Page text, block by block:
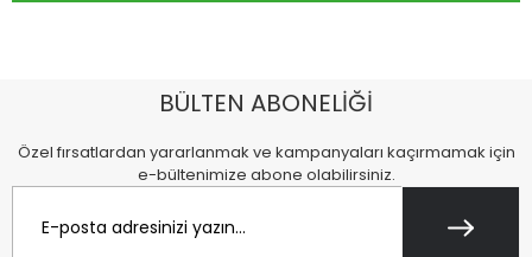
BÜLTEN ABONELİĞİ
Özel fırsatlardan yararlanmak ve kampanyaları kaçırmamak için
e-bültenimize abone olabilirsiniz.